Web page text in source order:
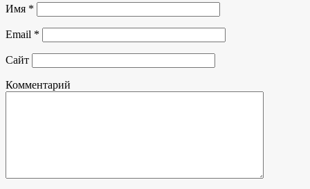
Имя *
Email *
Сайт
Комментарий